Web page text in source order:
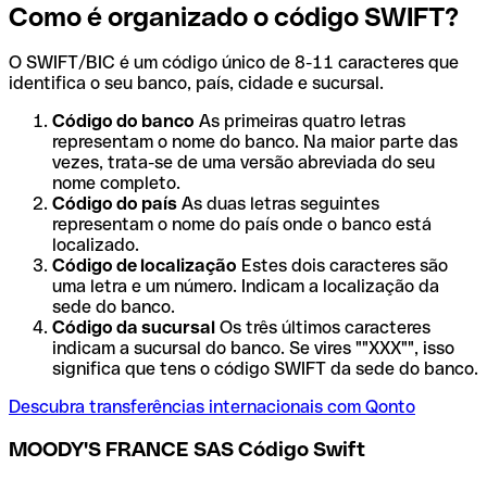
Como é organizado o código SWIFT?
O SWIFT/BIC é um código único de 8-11 caracteres que
identifica o seu banco, país, cidade e sucursal.
Código do banco As primeiras quatro letras
representam o nome do banco. Na maior parte das
vezes, trata-se de uma versão abreviada do seu
nome completo.
Código do país As duas letras seguintes
representam o nome do país onde o banco está
localizado.
Código de localização Estes dois caracteres são
uma letra e um número. Indicam a localização da
sede do banco.
Código da sucursal Os três últimos caracteres
indicam a sucursal do banco. Se vires ""XXX"", isso
significa que tens o código SWIFT da sede do banco.
Descubra transferências internacionais com Qonto
MOODY'S FRANCE SAS Código Swift